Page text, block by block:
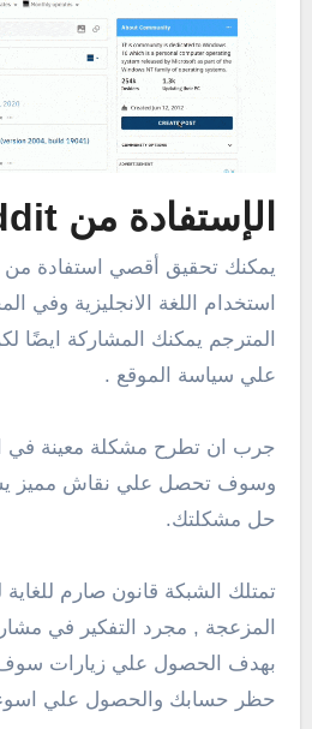
الإستفادة من reddit
استخدام اللغة الانجليزية وفي
المترجم يمكنك المشاركة ايضًا
علي سياسة الموقع .
جرب ان تطرح مشكلة معينة في
وسوف تحصل علي نقاش مميز
حل مشكلتك.
تمتلك الشبكة قانون صارم
المزعجة , مجرد التفكير في
بهدف الحصول علي زيارات سوف
حظر حسابك والحصول علي